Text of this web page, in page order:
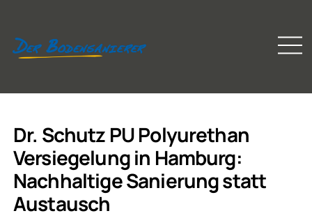
Dr. Schutz PU Polyurethan
Versiegelung in Hamburg:
Nachhaltige Sanierung statt
Austausch